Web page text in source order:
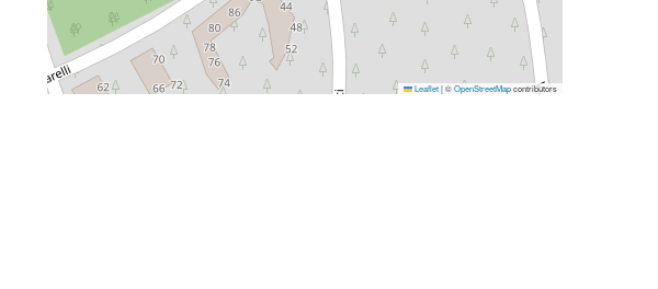
Leaflet|©OpenStreetMapcontributors